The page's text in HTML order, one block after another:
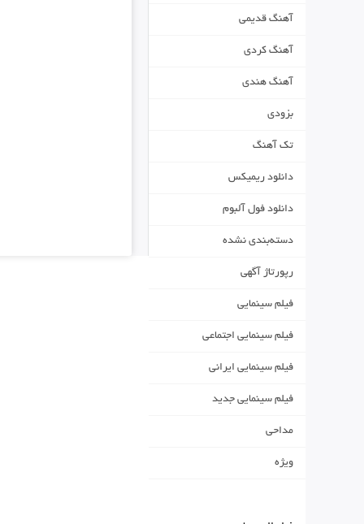
آهنگ قدیمی
آهنگ کردی
آهنگ هندی
بزودی
تک آهنگ
دانلود ریمیکس
دانلود فول آلبوم
دسته‌بندی نشده
رپورتاژ آگهی
فیلم سینمایی
فیلم سینمایی اجتماعی
فیلم سینمایی ایرانی
فیلم سینمایی جدید
مداحی
ویژه